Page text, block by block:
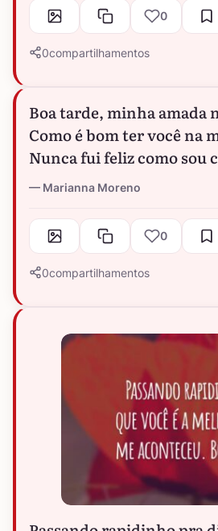
0
0compartilhamentos
Boa tarde, minha amada
Como é bom ter você na
Nunca fui feliz como sou
Marianna Moreno
0
0compartilhamentos